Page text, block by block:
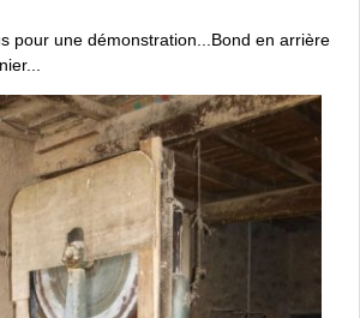
pour une démonstration...Bond en arrière